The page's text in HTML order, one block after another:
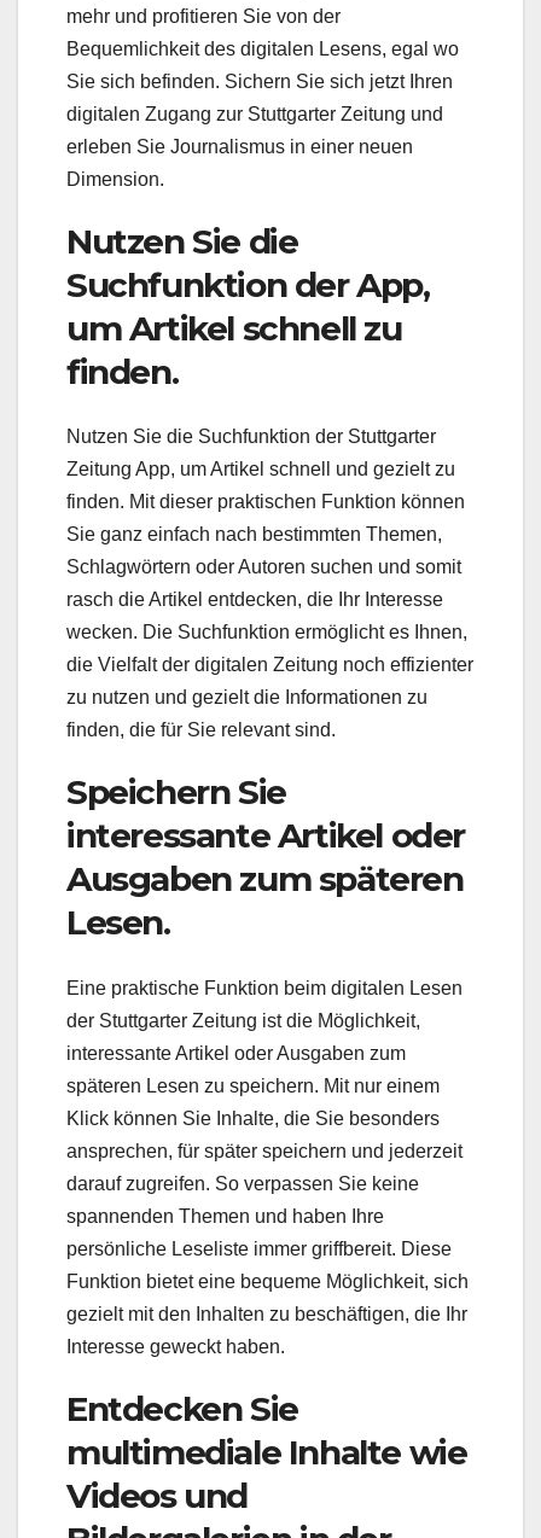
mehr und profitieren Sie von der
Bequemlichkeit des digitalen Lesens, egal wo
Sie sich befinden. Sichern Sie sich jetzt Ihren
digitalen Zugang zur Stuttgarter Zeitung und
erleben Sie Journalismus in einer neuen
Dimension.
Nutzen Sie die
Suchfunktion der App,
um Artikel schnell zu
finden.
Nutzen Sie die Suchfunktion der Stuttgarter
Zeitung App, um Artikel schnell und gezielt zu
finden. Mit dieser praktischen Funktion können
Sie ganz einfach nach bestimmten Themen,
Schlagwörtern oder Autoren suchen und somit
rasch die Artikel entdecken, die Ihr Interesse
wecken. Die Suchfunktion ermöglicht es Ihnen,
die Vielfalt der digitalen Zeitung noch effizienter
zu nutzen und gezielt die Informationen zu
finden, die für Sie relevant sind.
Speichern Sie
interessante Artikel oder
Ausgaben zum späteren
Lesen.
Eine praktische Funktion beim digitalen Lesen
der Stuttgarter Zeitung ist die Möglichkeit,
interessante Artikel oder Ausgaben zum
späteren Lesen zu speichern. Mit nur einem
Klick können Sie Inhalte, die Sie besonders
ansprechen, für später speichern und jederzeit
darauf zugreifen. So verpassen Sie keine
spannenden Themen und haben Ihre
persönliche Leseliste immer griffbereit. Diese
Funktion bietet eine bequeme Möglichkeit, sich
gezielt mit den Inhalten zu beschäftigen, die Ihr
Interesse geweckt haben.
Entdecken Sie
multimediale Inhalte wie
Videos und